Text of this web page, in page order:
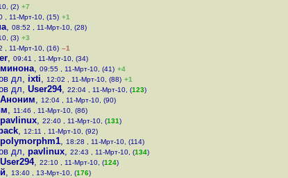
(2) +7
, 11-Мрт-10, (15) +1
, 08:52 , 11-Мрт-10, (28)
(3) +3
, 11-Мрт-10, (16) –1
, 09:41 , 11-Мрт-10, (34)
минона, 09:55 , 11-Мрт-10, (41) +4
дл, ixti, 12:02 , 11-Мрт-10, (88) +1
дл, User294, 22:04 , 11-Мрт-10, (123)
Аноним, 12:04 , 11-Мрт-10, (90)
, 11:46 , 11-Мрт-10, (86)
pavlinux, 22:40 , 11-Мрт-10, (131)
, 12:11 , 11-Мрт-10, (92)
polymorphm1, 18:28 , 11-Мрт-10, (114)
дл, pavlinux, 22:43 , 11-Мрт-10, (134)
User294, 22:10 , 11-Мрт-10, (124)
, 13:40 , 13-Мрт-10, (176)